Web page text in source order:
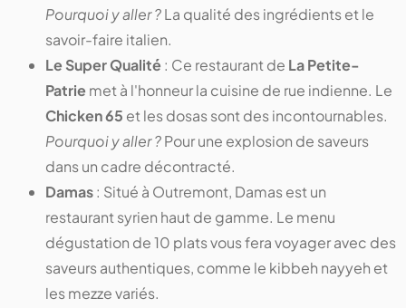
Pourquoi y aller ?La qualité des ingrédients et le
savoir-faire italien.
Le Super Qualité: Ce restaurant de La Petite-
Patriemet à l'honneur la cuisine de rue indienne. Le
Chicken 65 et les dosas sont des incontournables.
Pourquoi y aller ?Pour une explosion de saveurs
dans un cadre décontracté.
Damas: Situé à Outremont, Damas est un
restaurant syrien haut de gamme. Le menu
dégustation de 10 plats vous fera voyager avec des
saveurs authentiques, comme le kibbeh nayyeh et
les mezze variés.